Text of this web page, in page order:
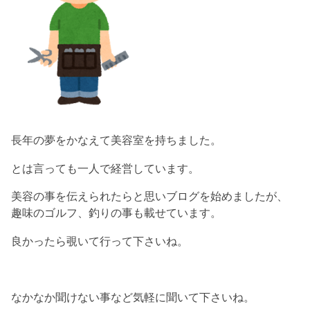
長年の夢をかなえて美容室を持ちました。
とは言っても一人で経営しています。
美容の事を伝えられたらと思いブログを始めましたが、
趣味のゴルフ、釣りの事も載せています。
良かったら覗いて行って下さいね。
なかなか聞けない事など気軽に聞いて下さいね。